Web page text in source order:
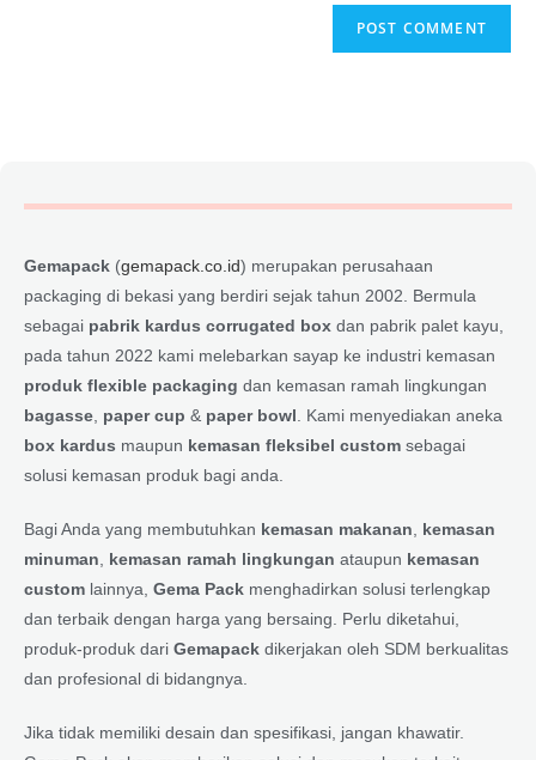
Gemapack (gemapack.co.id) merupakan perusahaan
packaging di bekasi yang berdiri sejak tahun 2002. Bermula
sebagai pabrik kardus corrugated box dan pabrik palet kayu,
pada tahun 2022 kami melebarkan sayap ke industri kemasan
produk flexible packaging dan kemasan ramah lingkungan
bagasse paper cup & paper bowl . Kami menyediakan aneka
box kardus maupun kemasan fleksibel custom sebagai
solusi kemasan produk bagi anda.
Bagi Anda yang membutuhkan kemasan makanan
kemasan
minuman
kemasan ramah lingkungan ataupun kemasan
custom lainnya, Gema Pack menghadirkan solusi terlengkap
dan terbaik dengan harga yang bersaing. Perlu diketahui,
produk-produk dari Gemapack dikerjakan oleh SDM berkualitas
dan profesional di bidangnya.
Jika tidak memiliki desain dan spesifikasi, jangan khawatir.